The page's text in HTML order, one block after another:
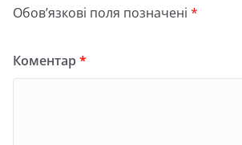
Обов’язкові поля позначені *
Коментар*